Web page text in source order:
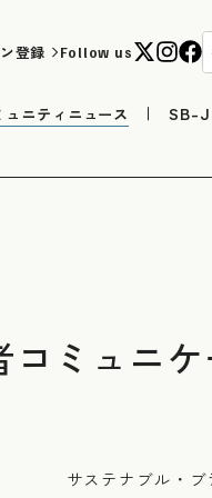
登録 Follow us
ュニティニュース SB-J
ミュニ
サステナブル・